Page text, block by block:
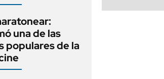
una de las
populares de la